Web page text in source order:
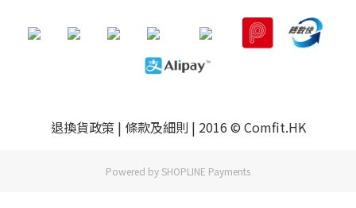
退換貨政策 | 條款及細則 | 2016 © Comfit.HK
Powered by SHOPLINE Payments